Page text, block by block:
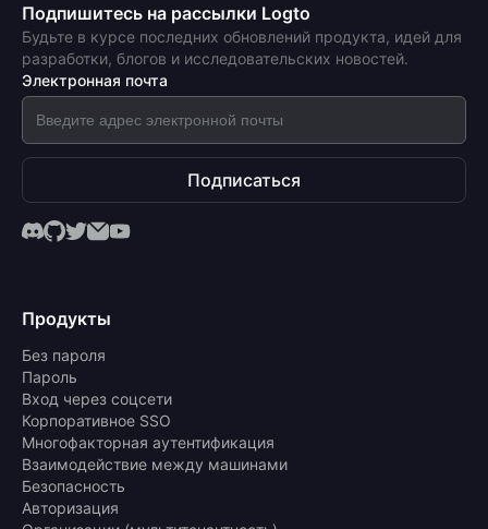
Подпишитесь на рассылки Logto
Будьте в курсе последних обновлений продукта, идей для
разработки, блогов и исследовательских новостей.
Электронная почта
Подписаться
Продукты
Без пароля
Пароль
Вход через соцсети
Корпоративное SSO
Многофакторная аутентификация
Взаимодействие между машинами
Безопасность
Авторизация